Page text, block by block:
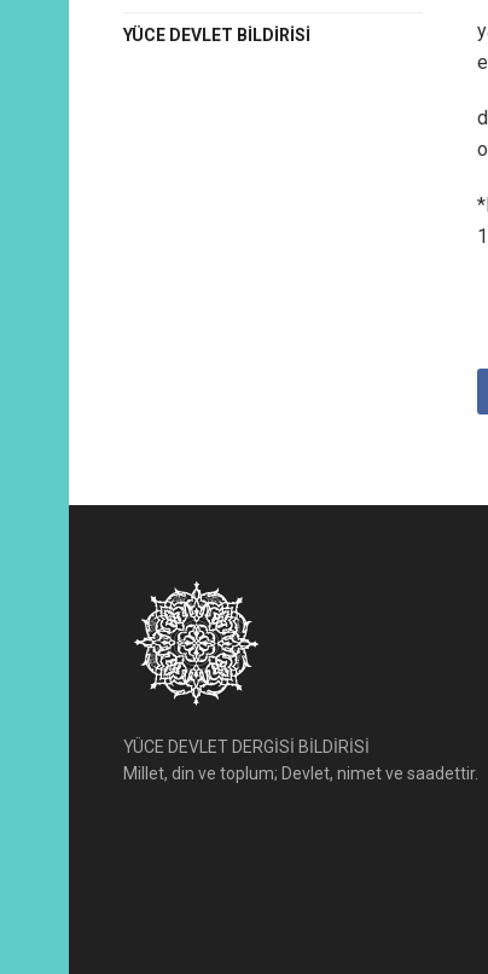
YÜCE DEVLET BILDIRISI
YÜCE DEVLET DERGİSİ BİLDİRİSİ
Millet, din ve toplum; Devlet, nimet ve saadettir.